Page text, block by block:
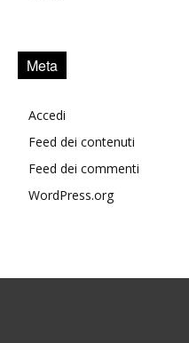
Meta
Accedi
Feed dei contenuti
Feed dei commenti
WordPress.org